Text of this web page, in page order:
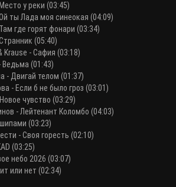
у реки (03:45)
ты Лада моя синеокая (04:09)
где горят фонари (03:34)
(05:40)
Krause - Сафия (03:18)
Ведьма (01:43)
- Двигай телом (01:37)
- Если б не было гроз (03:01)
чувство (03:29)
- Лейтенант Коломбо (04:03)
(03:23)
- Своя горесть (02:10)
(03:25)
небо 2026 (03:07)
или нет (02:34)